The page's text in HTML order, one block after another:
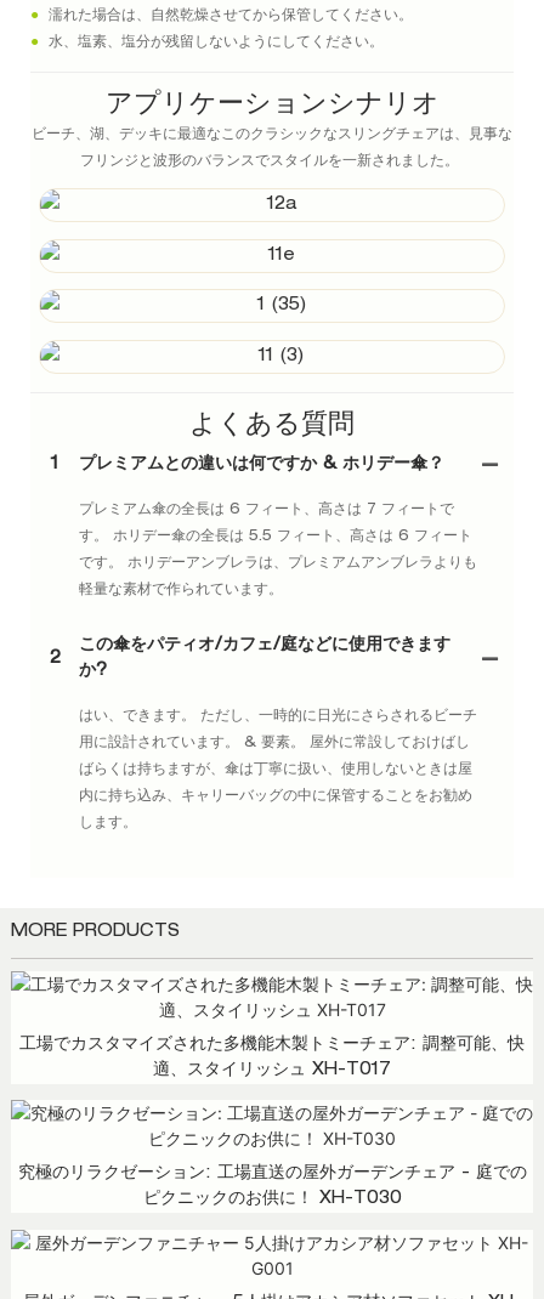
● 濡れた場合は、自然乾燥させてから保管してください。
● 水、塩素、塩分が残留しないようにしてください。
アプリケーションシナリオ
ビーチ、湖、デッキに最適なこのクラシックなスリングチェアは、見事な
フリンジと波形のバランスでスタイルを一新されました。
よくある質問
1 プレミアムとの違いは何ですか & ホリデー傘？
プレミアム傘の全長は 6 フィート、高さは 7 フィートで
す。 ホリデー傘の全長は 5.5 フィート、高さは 6 フィート
です。 ホリデーアンブレラは、プレミアムアンブレラよりも
軽量な素材で作られています。
2
この傘をパティオ/カフェ/庭などに使用できます
か?
はい、できます。 ただし、一時的に日光にさらされるビーチ
用に設計されています。 & 要素。 屋外に常設しておけばし
ばらくは持ちますが、傘は丁寧に扱い、使用しないときは屋
内に持ち込み、キャリーバッグの中に保管することをお勧め
します。
MORE PRODUCTS
工場でカスタマイズされた多機能木製トミーチェア: 調整可能、快
適、スタイリッシュ XH-T017
究極のリラクゼーション: 工場直送の屋外ガーデンチェア - 庭での
ピクニックのお供に！ XH-T030